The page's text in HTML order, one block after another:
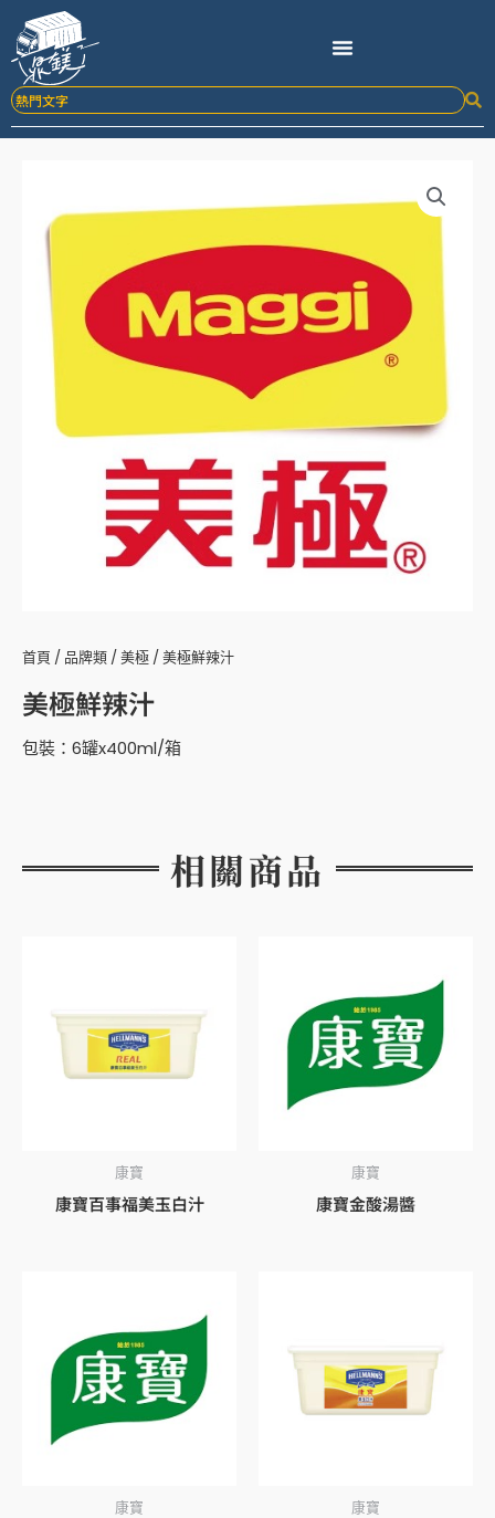
要
內
首頁 / 品牌類 /美極 / 美極鮮辣汁
美極鮮辣汁
包裝：6罐x400ml/箱
相關商品
康寶
康寶百事福美玉白汁
康寶
康寶金酸湯醬
康寶 康寶